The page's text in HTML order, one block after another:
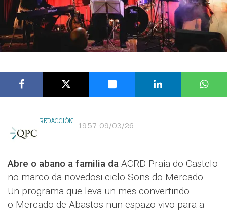
REDACCIÓN 19:57 09/03/26
Abre o abano a familia da ACRD Praia do Castelo
no marco da novedosi ciclo Sons do Mercado.
Un programa que leva un mes convertindo
o Mercado de Abastos nun espazo vivo para a